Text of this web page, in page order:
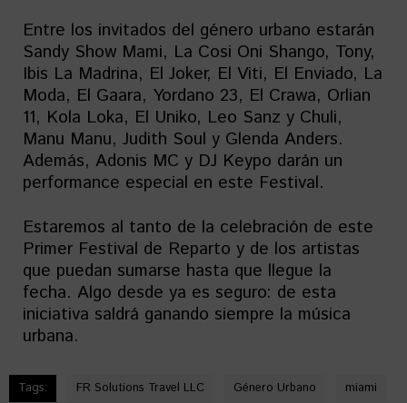
Entre los invitados del género urbano estarán
Sandy Show Mami, La Cosi Oni Shango, Tony,
Ibis La Madrina, El Joker, El Viti, El Enviado, La
Moda, El Gaara, Yordano 23, El Crawa, Orlian
11, Kola Loka, El Uniko, Leo Sanz y Chuli,
Manu Manu, Judith Soul y Glenda Anders.
Además, Adonis MC y DJ Keypo darán un
performance especial en este Festival.
Estaremos al tanto de la celebración de este
Primer Festival de Reparto y de los artistas
que puedan sumarse hasta que llegue la
fecha. Algo desde ya es seguro: de esta
iniciativa saldrá ganando siempre la música
urbana.
Tags: FR Solutions Travel LLC Género Urbano miami